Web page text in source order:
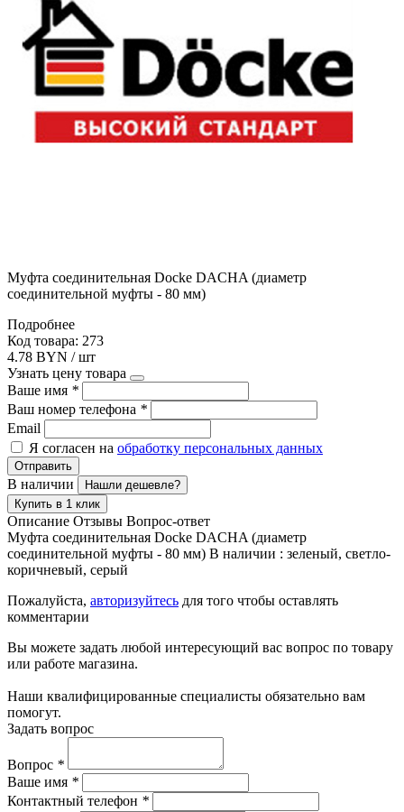
Муфта соединительная Docke DACHA (диаметр
соединительной муфты - 80 мм)
Подробнее
Код товара: 273
4.78 BYN / шт
Узнать цену товара
Ваше имя *
Ваш номер телефона *
Email
Я согласен на обработку персональных данных
Отправить
В наличии
Нашли дешевле?
Купить в 1 клик
Описание Отзывы Вопрос-ответ
Муфта соединительная Docke DACHA (диаметр
соединительной муфты - 80 мм) В наличии : зеленый, светло-
коричневый, серый
Пожалуйста, авторизуйтесь для того чтобы оставлять
комментарии
Вы можете задать любой интересующий вас вопрос по товару
или работе магазина.
Наши квалифицированные специалисты обязательно вам
помогут.
Задать вопрос
Вопрос *
Ваше имя *
Контактный телефон *